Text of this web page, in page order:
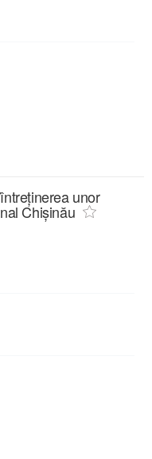
unor
Chișinău